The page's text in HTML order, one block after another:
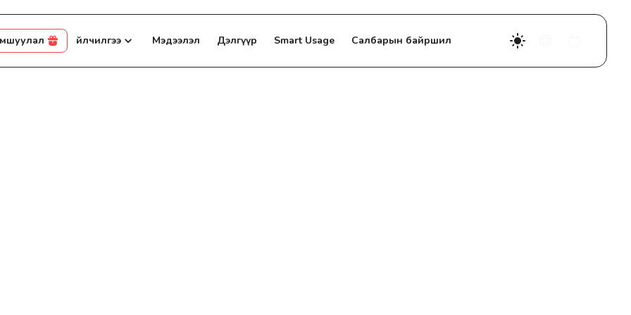
Үйлчилгээ Мэдээлэл Дэлгүүр Smart Usage Салбарын байршил